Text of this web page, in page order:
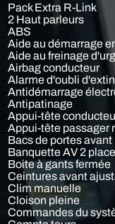
Pack Extra R-Link
2 Haut parleurs
ABS
Aide au démarrage
Aide au freinage
Airbag conducteur
Alarme d'oubli
Antidémarrage
Antipatinage
Appui-tête
Appui-tête passager
Bacs de portes avant
Banquette AV 2
Boite à gants fermée
Ceintures avant
Clim manuelle
Cloison pleine
Commandes du